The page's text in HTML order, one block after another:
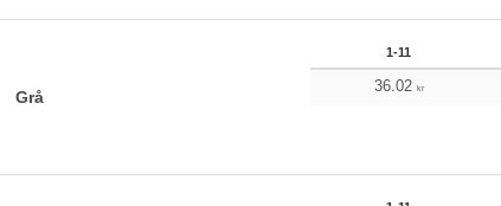
Grå
1-11
36.02 kr